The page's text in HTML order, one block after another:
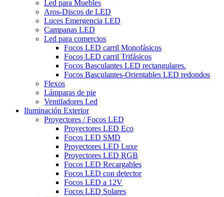
Led para Muebles
Aros-Discos de LED
Luces Emergencia LED
Campanas LED
Led para comercios
Focos LED carril Monofásicos
Focos LED carril Trifásicos
Focos Basculantes LED rectangulares.
Focos Basculantes-Orientables LED redondos
Flexos
Lámparas de pie
Ventiladores Led
Iluminación Exterior
Proyectores / Focos LED
Proyectores LED Eco
Focos LED SMD
Proyectores LED Luxe
Proyectores LED RGB
Focos LED Recargables
Focos LED con detector
Focos LED a 12V
Focos LED Solares